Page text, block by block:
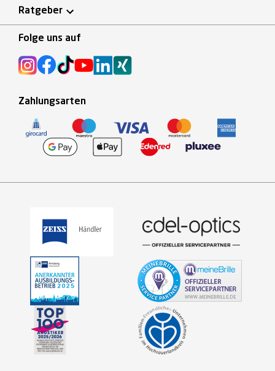
Ratgeber
Folge uns auf
Zahlungsarten